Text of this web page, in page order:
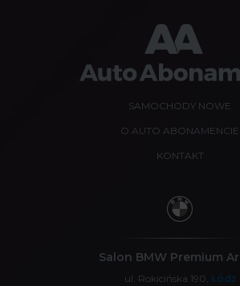
SAMOCHODY NOWE
O AUTO ABONAMENCIE
KONTAKT
Salon BMW Premium
ul. Rokicińska 190, Łódź